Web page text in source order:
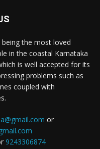
being the most loved
in the coastal Karnataka
is well accepted for its
problems such as
coupled with
or
9243306874